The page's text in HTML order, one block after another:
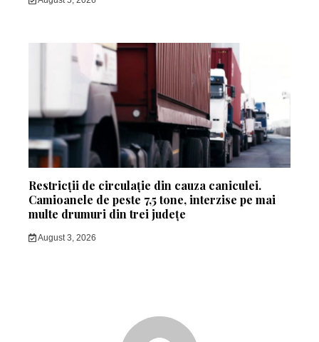
Restricții de circulație din cauza caniculei.
Camioanele de peste 7,5 tone, interzise pe mai
multe drumuri din trei județe
August 3, 2026